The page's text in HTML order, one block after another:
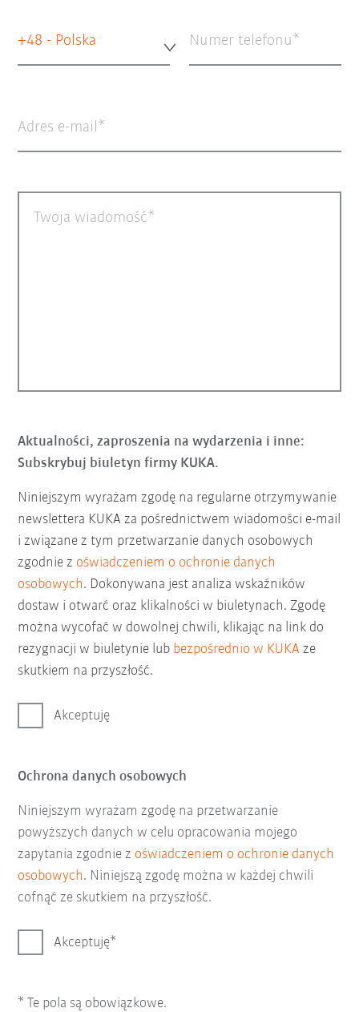
+48 - Polska Numer telefonu
Adres e-mail
Twoja wiadomość
Aktualności, zaproszenia na wydarzenia i inne:
Subskrybuj biuletyn firmy KUKA.
Niniejszym wyrażam zgodę na regularne otrzymywanie
newslettera KUKA za pośrednictwem wiadomości e-mail
i związane z tym przetwarzanie danych osobowych
zgodnie z oświadczeniem o ochronie danych
osobowych. Dokonywana jest analiza wskaźników
dostaw i otwarć oraz klikalności w biuletynach. Zgodę
można wycofać w dowolnej chwili, klikając na link do
rezygnacji w biuletynie lub bezpośrednio w KUKA ze
skutkiem na przyszłość.
Akceptuję
Ochrona danych osobowych
Niniejszym wyrażam zgodę na przetwarzanie
powyższych danych w celu opracowania mojego
zapytania zgodnie z oświadczeniem o ochronie danych
osobowych. Niniejszą zgodę można w każdej chwili
cofnąć ze skutkiem na przyszłość.
Akceptuję
* Te pola są obowiązkowe.